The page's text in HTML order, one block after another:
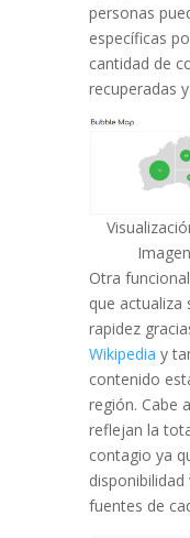
personas
específicas
cantidad de
recuperadas
Otra
que actualiza
rapidez
Wikipedia y
contenido
región. Cabe
reflejan la
contagio ya
fuentes de